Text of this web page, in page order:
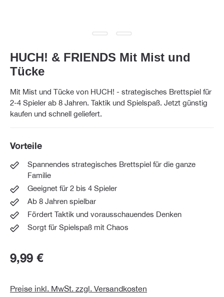
HUCH! & FRIENDS Mit Mist und
Tücke
Mit Mist und Tücke von HUCH! - strategisches Brettspiel für
2-4 Spieler ab 8 Jahren. Taktik und Spielspaß. Jetzt günstig
kaufen und schnell geliefert.
Vorteile
Spannendes strategisches Brettspiel für die ganze
Familie
Geeignet für 2 bis 4 Spieler
Ab 8 Jahren spielbar
Fördert Taktik und vorausschauendes Denken
Sorgt für Spielspaß mit Chaos
9,99 €
Preise inkl. MwSt. zzgl. Versandkosten